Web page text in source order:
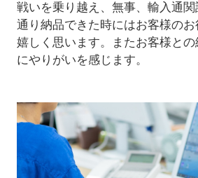
戦いを乗り越え、無事、輸入通
通り納品できた時にはお客様の
嬉しく思います。またお客様と
にやりがいを感じます。